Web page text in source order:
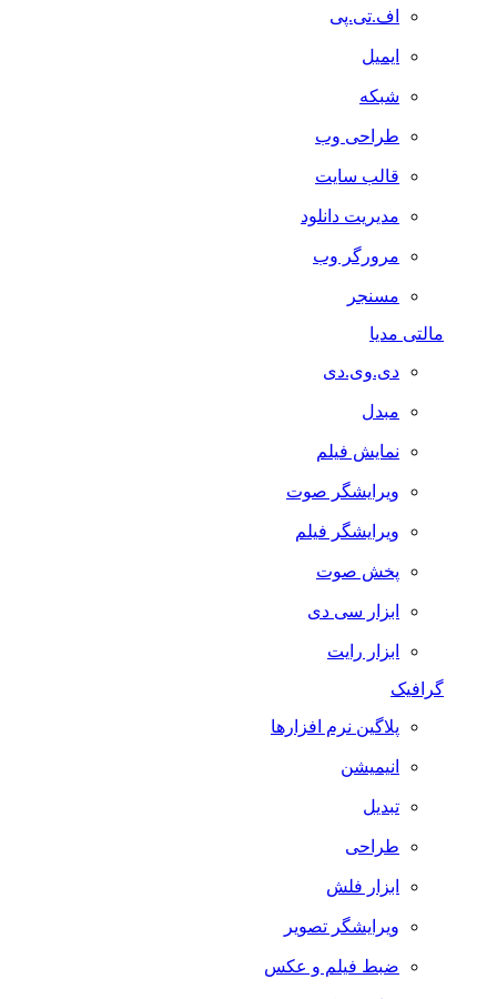
اف.تی.پی
ایمیل
شبکه
طراحی وب
قالب سایت
مدیریت دانلود
مرورگر وب
مسنجر
مالتی مدیا
دی.وی.دی
مبدل
نمایش فیلم
ویرایشگر صوت
ویرایشگر فیلم
پخش صوت
ابزار سی دی
ابزار رایت
گرافیک
پلاگین نرم افزارها
انیمیشن
تبدیل
طراحی
ابزار فلش
ویرایشگر تصویر
ضبط فيلم و عكس